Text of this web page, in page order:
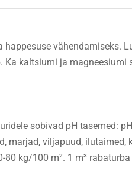
vähendamiseks.
Ka kaltsiumi ja magneesiumi
sobivad pH tasemed:
marjad, viljapuud, ilutaimed,
kg/100 m². 1 m³